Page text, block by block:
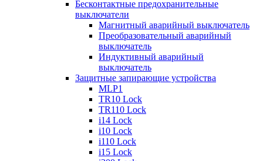
Бесконтактные предохранительные
выключатели
Магнитный аварийный выключатель
Преобразовательный аварийный
выключатель
Индуктивный аварийный
выключатель
Защитные запирающие устройства
MLP1
TR10 Lock
TR110 Lock
i14 Lock
i10 Lock
i110 Lock
i15 Lock